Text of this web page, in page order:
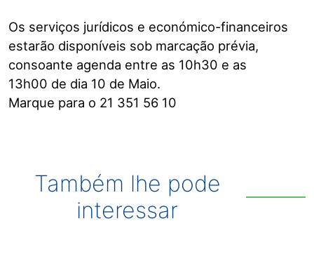
Os serviços jurídicos e económico-financeiros
estarão disponíveis sob marcação prévia,
consoante agenda entre as 10h30 e as
13h00 de dia 10 de Maio.
Marque para o 21 351 56 10
Também lhe pode
interessar